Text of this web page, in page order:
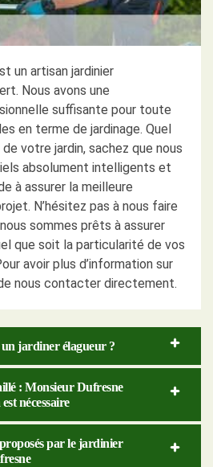
un artisan jardinier
Nous avons une
suffisante pour toute
en terme de jardinage. Quel
votre jardin, sachez que nous
absolument intelligents et
à assurer la meilleure
N’hésitez pas à nous faire
sommes prêts à assurer
que soit la particularité de vos
avoir plus d’information sur
nous contacter directement.
jardiner élagueur ?
: Monsieur Dufresne
nécessaire
par le jardinier